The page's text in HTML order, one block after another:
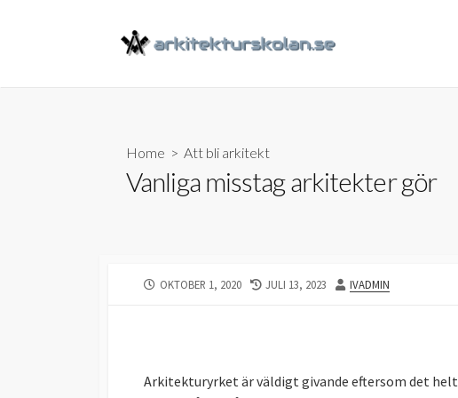
Home > Att bli arkitekt
Vanliga misstag arkitekter gör
PUBLISHED
OKTOBER 1, 2020
LAST
JULI 13, 2023 AUTHOR
IVADMIN
Arkitekturyrket är väldigt givande eftersom det helt